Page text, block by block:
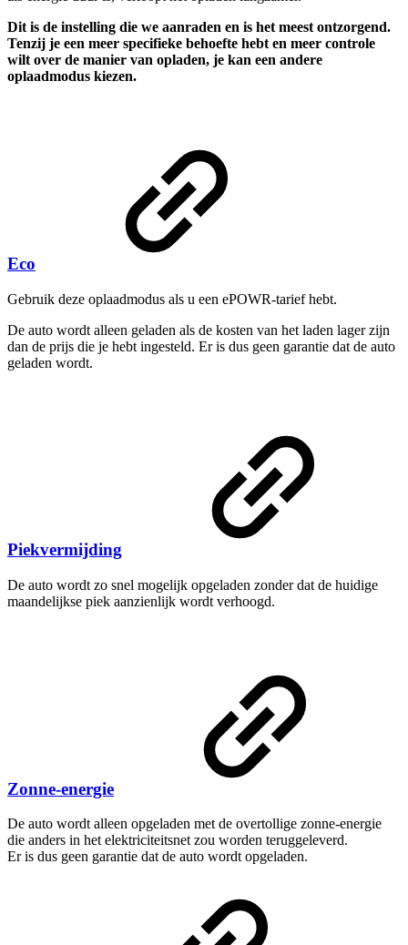
Dit is de instelling die we aanraden en is het meest ontzorgend.
Tenzij je een meer specifieke behoefte hebt en meer controle
wilt over de manier van opladen, je kan een andere
oplaadmodus kiezen.
Eco
Gebruik deze oplaadmodus als u een ePOWR-tarief hebt.
De auto wordt alleen geladen als de kosten van het laden lager zijn
dan de prijs die je hebt ingesteld. Er is dus geen garantie dat de auto
geladen wordt.
Piekvermijding
De auto wordt zo snel mogelijk opgeladen zonder dat de huidige
maandelijkse piek aanzienlijk wordt verhoogd.
Zonne-energie
De auto wordt alleen opgeladen met de overtollige zonne-energie
die anders in het elektriciteitsnet zou worden teruggeleverd.
Er is dus geen garantie dat de auto wordt opgeladen.